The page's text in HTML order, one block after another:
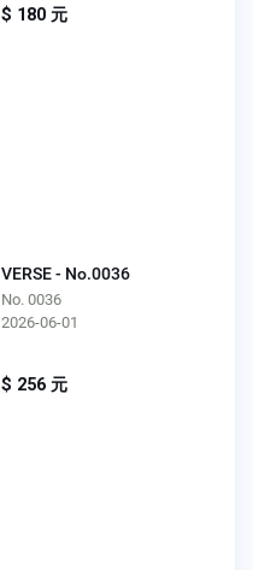
$ 180 元
VERSE - No.0036
No. 0036
2026-06-01
$ 256 元